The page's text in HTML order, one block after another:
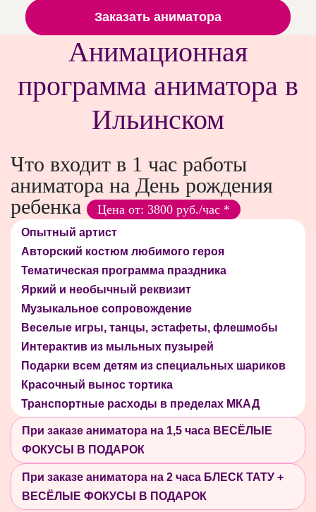
Заказать аниматора
Анимационная
программа аниматора в
Ильинском
Что входит в 1 час работы
аниматора на День рождения
ребенка
Цена от: 3800 руб./час *
Опытный артист
Авторский костюм любимого героя
Тематическая программа праздника
Яркий и необычный реквизит
Музыкальное сопровождение
Веселые игры, танцы, эстафеты, флешмобы
Интерактив из мыльных пузырей
Подарки всем детям из специальных шариков
Красочный вынос тортика
Транспортные расходы в пределах МКАД
При заказе аниматора на 1,5 часа ВЕСЁЛЫЕ
ФОКУСЫ В ПОДАРОК
При заказе аниматора на 2 часа БЛЕСК ТАТУ +
ВЕСЁЛЫЕ ФОКУСЫ В ПОДАРОК